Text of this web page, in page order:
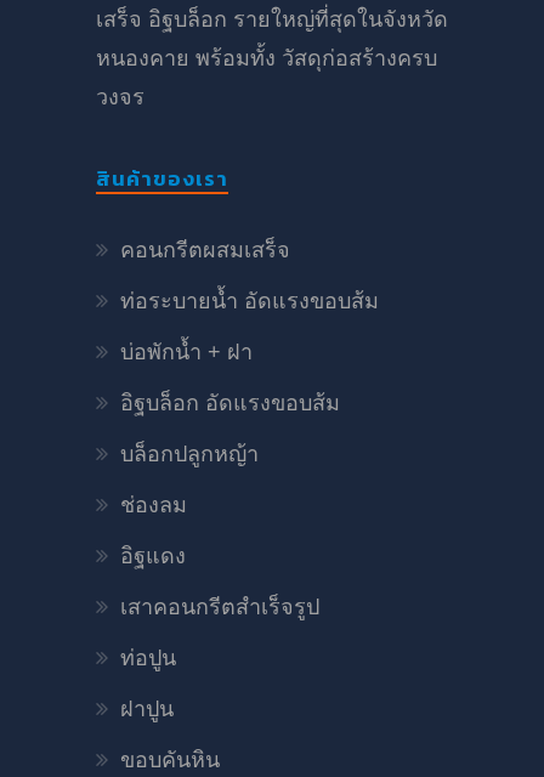
เสร็จ อิฐบล็อก รายใหญ่ที่สุดในจังหวัด
หนองคาย พร้อมทั้ง วัสดุก่อสร้างครบ
วงจร
สินค้าของเรา
คอนกรีตผสมเสร็จ
ท่อระบายน้ำ อัดแรงขอบส้ม
บ่อพักน้ำ + ฝา
อิฐบล็อก อัดแรงขอบส้ม
บล็อกปลูกหญ้า
ช่องลม
อิฐแดง
เสาคอนกรีตสำเร็จรูป
ท่อปูน
ฝาปูน
ขอบคันหิน